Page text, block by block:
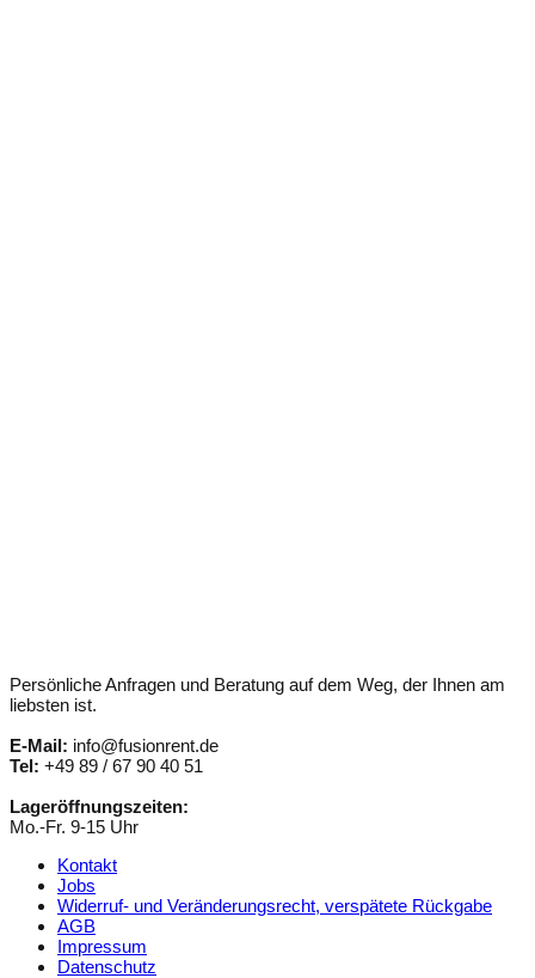
Persönliche Anfragen und Beratung auf dem Weg, der Ihnen am
liebsten ist.
E-Mail: info@fusionrent.de
Tel: +49 89 / 67 90 40 51
Lageröffnungszeiten:
Mo.-Fr. 9-15 Uhr
Kontakt
Jobs
Widerruf- und Veränderungsrecht, verspätete Rückgabe
AGB
Impressum
Datenschutz